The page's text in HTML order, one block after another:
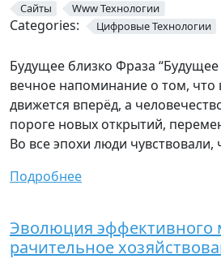
Сайты
Www Технологии
Categories: Цифровые Технологии
Будущее близко Фраза “Будущее
вечное напоминание о том,
движется вперёд, а
пороге новых открытий,
Во все эпохи люди чувствовали,
Подробнее
Эволюция эффективного
рачительное